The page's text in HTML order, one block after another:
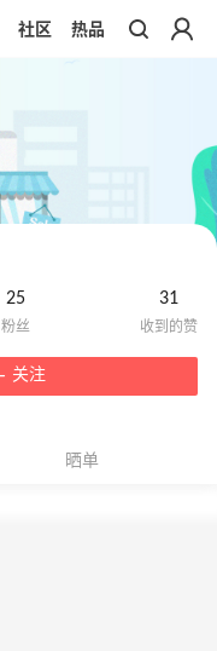
社区 热品
25 31
关注
晒单